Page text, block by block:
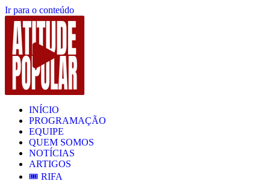
Ir para o conteúdo
INÍCIO
PROGRAMAÇÃO
EQUIPE
QUEM SOMOS
NOTÍCIAS
ARTIGOS
🎟️ RIFA